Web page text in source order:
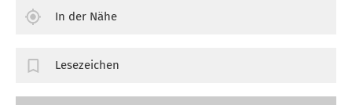
In der Nähe
Lesezeichen